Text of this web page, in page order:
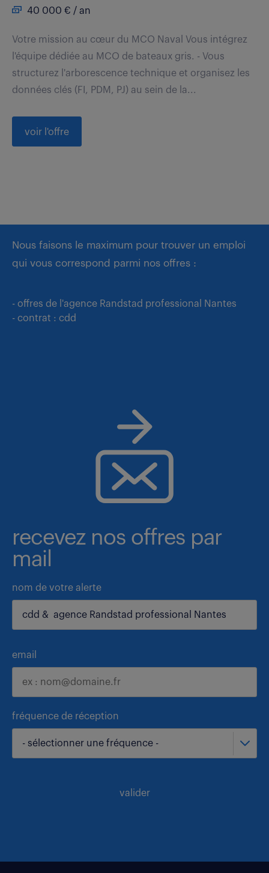
40 000 € / an
Votre mission au cœur du MCO Naval Vous intégrez
l'équipe dédiée au MCO de bateaux gris. - Vous
structurez l'arborescence technique et organisez les
données clés (FI, PDM, PJ) au sein de la...
voir l'offre
Nous faisons le maximum pour trouver un emploi
qui vous correspond parmi nos offres :
- offres de l'agence Randstad professional Nantes
- contrat : cdd
recevez nos offres par
mail
nom de votre alerte
email
fréquence de réception
- sélectionner une fréquence -
valider